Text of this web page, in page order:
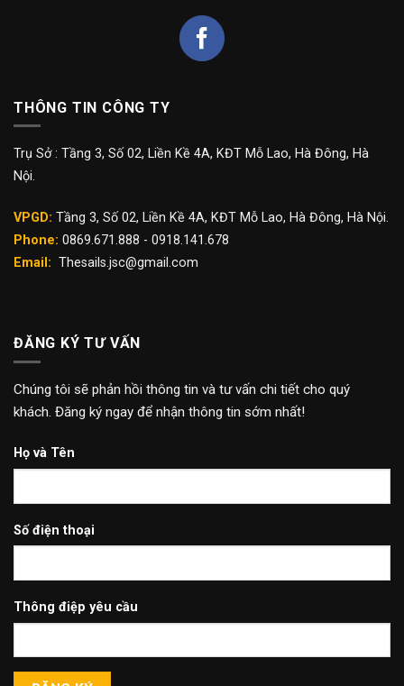
THÔNG TIN CÔNG TY
Trụ Sở : Tầng 3, Số 02, Liền Kề 4A, KĐT Mỗ Lao, Hà Đông, Hà
Nội.
VPGD: Tầng 3, Số 02, Liền Kề 4A, KĐT Mỗ Lao, Hà Đông, Hà Nội.
Phone: 0869.671.888 - 0918.141.678
Email: Thesails.jsc@gmail.com
ĐĂNG KÝ TƯ VẤN
Chúng tôi sẽ phản hồi thông tin và tư vấn chi tiết cho quý
khách. Đăng ký ngay để nhận thông tin sớm nhất!
Họ và Tên
Số điện thoại
Thông điệp yêu cầu